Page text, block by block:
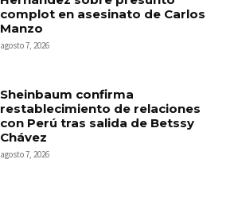
complot en asesinato de Carlos
Manzo
agosto 7, 2026
Sheinbaum confirma
restablecimiento de relaciones
con Perú tras salida de Betssy
Chávez
agosto 7, 2026